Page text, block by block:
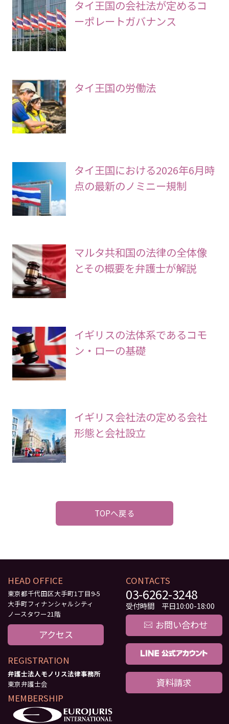
タイ王国の会社法が定めるコ
ーポレートガバナンス
タイ王国の労働法
タイ王国における2026年6月時
点の最新のノミニー規制
マルタ共和国の法律の全体像
とその概要を弁護士が解説
イギリスの法体系であるコモ
ン・ローの基礎
イギリス会社法の定める会社
形態と会社設立
TOPへ戻る
HEAD OFFICE
東京都千代田区大手町1丁目9-5
大手町フィナンシャルシティ
ノースタワー21階
アクセス
REGISTRATION
弁護士法人モノリス法律事務所
東京弁護士会
MEMBERSHIP
CONTACTS
03-6262-3248
受付時間 平日10:00-18:00
お問い合わせ
資料請求